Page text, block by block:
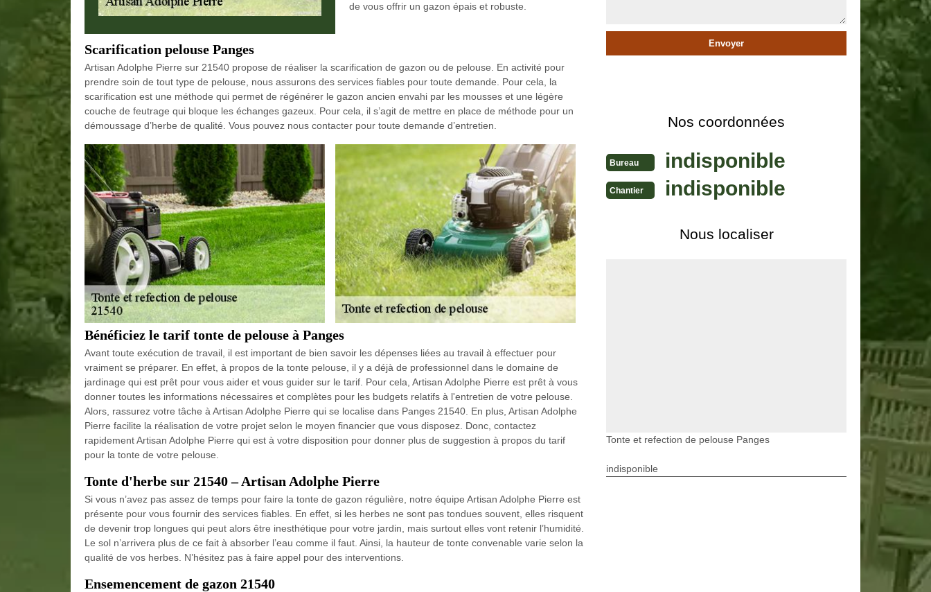
de vous offrir un gazon épais et robuste.
Scarification pelouse Panges
Artisan Adolphe Pierre sur 21540 propose de réaliser la scarification de gazon ou de pelouse. En activité pour
prendre soin de tout type de pelouse, nous assurons des services fiables pour toute demande. Pour cela, la
scarification est une méthode qui permet de régénérer le gazon ancien envahi par les mousses et une légère
couche de feutrage qui bloque les échanges gazeux. Pour cela, il s’agit de mettre en place de méthode pour un
démoussage d’herbe de qualité. Vous pouvez nous contacter pour toute demande d’entretien.
Bénéficiez le tarif tonte de pelouse à Panges
Avant toute exécution de travail, il est important de bien savoir les dépenses liées au travail à effectuer pour
vraiment se préparer. En effet, à propos de la tonte pelouse, il y a déjà de professionnel dans le domaine de
jardinage qui est prêt pour vous aider et vous guider sur le tarif. Pour cela, Artisan Adolphe Pierre est prêt à vous
donner toutes les informations nécessaires et complètes pour les budgets relatifs à l'entretien de votre pelouse.
Alors, rassurez votre tâche à Artisan Adolphe Pierre qui se localise dans Panges 21540. En plus, Artisan Adolphe
Pierre facilite la réalisation de votre projet selon le moyen financier que vous disposez. Donc, contactez
rapidement Artisan Adolphe Pierre qui est à votre disposition pour donner plus de suggestion à propos du tarif
pour la tonte de votre pelouse.
Tonte d'herbe sur 21540 – Artisan Adolphe Pierre
Si vous n’avez pas assez de temps pour faire la tonte de gazon régulière, notre équipe Artisan Adolphe Pierre est
présente pour vous fournir des services fiables. En effet, si les herbes ne sont pas tondues souvent, elles risquent
de devenir trop longues qui peut alors être inesthétique pour votre jardin, mais surtout elles vont retenir l’humidité.
Le sol n’arrivera plus de ce fait à absorber l’eau comme il faut. Ainsi, la hauteur de tonte convenable varie selon la
qualité de vos herbes. N’hésitez pas à faire appel pour des interventions.
Ensemencement de gazon 21540
Nos coordonnées
Bureau indisponible
Chantier indisponible
Nous localiser
Tonte et refection de pelouse Panges
indisponible